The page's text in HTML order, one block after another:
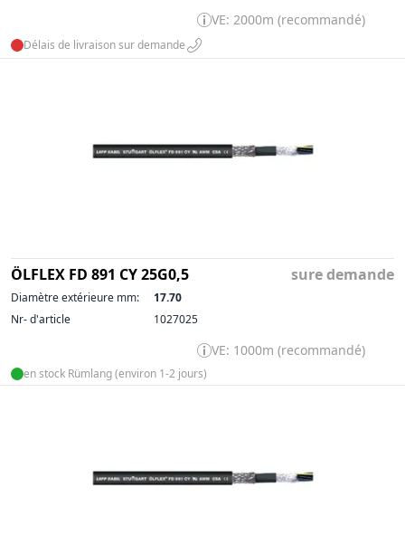
VE: 2000m (recommandé)
Délais de livraison sur demande
ÖLFLEX FD 891 CY 25G0,5 sure demande
Diamètre extérieure mm:
17.70
Nr- d'article
1027025
VE: 1000m (recommandé)
en stock Rümlang (environ 1-2 jours)